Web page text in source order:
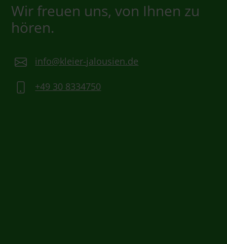
Wir freuen uns, von Ihnen zu
hören.
info@kleier-jalousien.de
+49 30 8334750